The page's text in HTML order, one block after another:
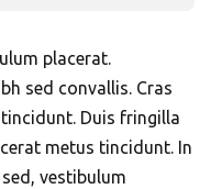
placerat.
sed convallis. Cras
Duis fringilla
metus tincidunt. In
vestibulum